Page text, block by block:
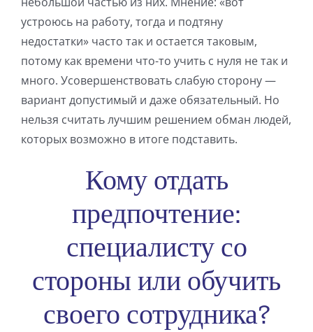
устроюсь на работу, тогда и подтяну
недостатки» часто так и остается таковым,
потому как времени что-то учить с нуля не так и
много. Усовершенствовать слабую сторону —
вариант допустимый и даже обязательный. Но
нельзя считать лучшим решением обман людей,
которых возможно в итоге подставить.
Кому отдать
предпочтение:
специалисту со
стороны или обучить
своего сотрудника?